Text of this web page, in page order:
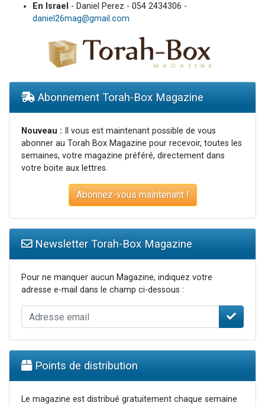
En Israel - Daniel Perez - 054 2434306 -
daniel26mag@gmail.com
Abonnement Torah-Box Magazine
Nouveau : Il vous est maintenant possible de vous
abonner au Torah Box Magazine pour recevoir, toutes les
semaines, votre magazine préféré, directement dans
votre boite aux lettres.
Abonnez-vous maintenant !
Newsletter Torah-Box Magazine
Pour ne manquer aucun Magazine, indiquez votre
adresse e-mail dans le champ ci-dessous :
Points de distribution
Le magazine est distribué gratuitement chaque semaine